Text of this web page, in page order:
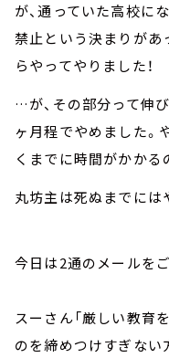
が、通っていた高校に
禁止という決まりがあ
らやってやりました！
…が、その部分って伸
ヶ月程でやめました。
くまでに時間がかかる
丸坊主は死ぬまでには
今日は2通のメールをご
スーさん「厳しい教育
のを締めつけすぎない